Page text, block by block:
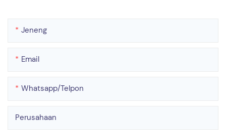
Jeneng
Email
Whatsapp/telpon
Perusahaan